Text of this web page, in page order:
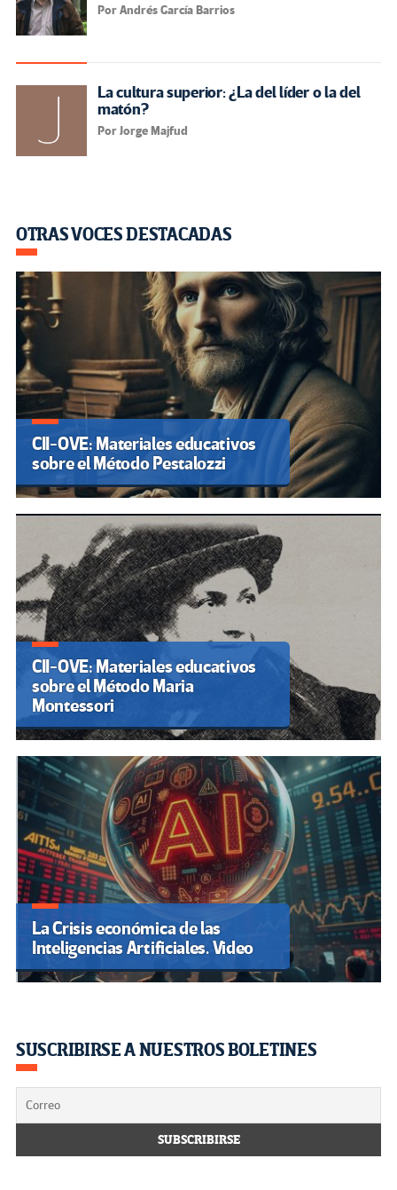
Por Andrés García Barrios
La cultura superior: ¿La del líder o la del
matón?
Por Jorge Majfud
OTRAS VOCES DESTACADAS
CII-OVE: Materiales educativos
sobre el Método Pestalozzi
CII-OVE: Materiales educativos
sobre el Método Maria
Montessori
La Crisis económica de las
Inteligencias Artificiales. Video
SUSCRIBIRSE A NUESTROS BOLETINES